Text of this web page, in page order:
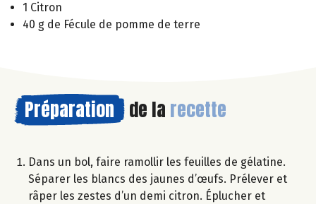
1 Citron
40 g de Fécule de pomme de terre
Préparation de la recette
Dans un bol, faire ramollir les feuilles de gélatine.
Séparer les blancs des jaunes d’œufs. Prélever et
râper les zestes d’un demi citron. Éplucher et